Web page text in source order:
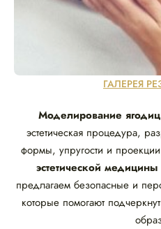
Моделирование ягодиц
эстетическая процедура,
формы, упругости и
эстетической медицины
предлагаем безопасные и
которые помогают
ГАЛЕРЕЯ